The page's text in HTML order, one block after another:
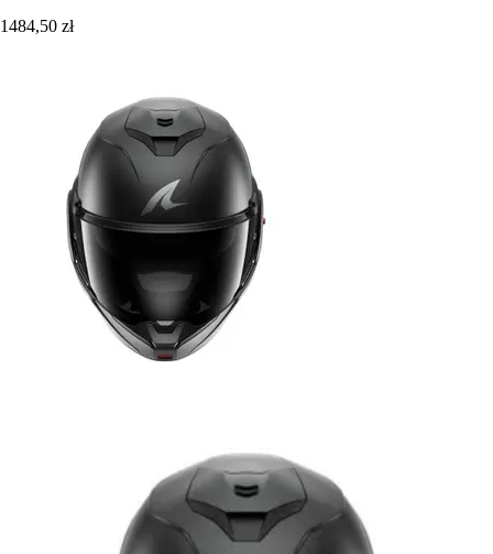
1484,50 zł